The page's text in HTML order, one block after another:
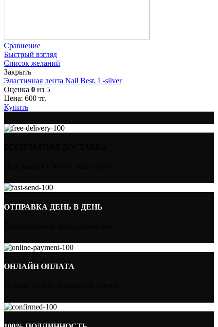
Сравнение
Быстрый взгляд
Список желаний
Закрыть
Эластичная лента Nail Best, L-silver
Оценка 0 из 5
Цена: 600 тг.
Купить
ОТПРАВКА ДЕНЬ В ДЕНЬ
ОНЛАЙН ОПЛАТА